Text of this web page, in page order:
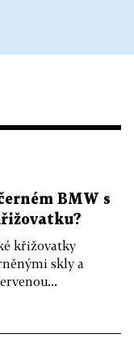
BMW s
křižovatky
skly a